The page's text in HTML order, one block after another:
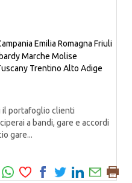
Emilia Romagna Friuli
Marche Molise
Trentino Alto Adige
il portafoglio clienti
a bandi, gare e accordi
gare...